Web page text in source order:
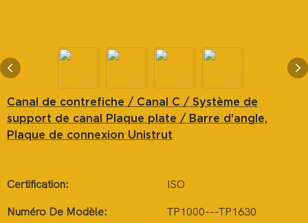
Canal de contrefiche / Canal C / Système de
support de canal Plaque plate / Barre d'angle,
Plaque de connexion Unistrut
Certification: ISO
Numéro De Modèle: TP1000---TP1630